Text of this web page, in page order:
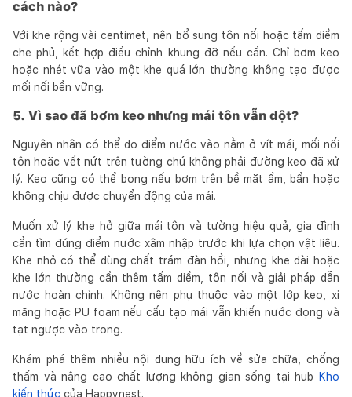
cách nào?
Với khe rộng vài centimet, nên bổ sung tôn nối hoặc tấm diềm
che phủ, kết hợp điều chỉnh khung đỡ nếu cần. Chỉ bơm keo
hoặc nhét vữa vào một khe quá lớn thường không tạo được
mối nối bền vững.
5. Vì sao đã bơm keo nhưng mái tôn vẫn dột?
Nguyên nhân có thể do điểm nước vào nằm ở vít mái, mối nối
tôn hoặc vết nứt trên tường chứ không phải đường keo đã xử
lý. Keo cũng có thể bong nếu bơm trên bề mặt ẩm, bẩn hoặc
không chịu được chuyển động của mái.
Muốn xử lý khe hở giữa mái tôn và tường hiệu quả, gia đình
cần tìm đúng điểm nước xâm nhập trước khi lựa chọn vật liệu.
Khe nhỏ có thể dùng chất trám đàn hồi, nhưng khe dài hoặc
khe lớn thường cần thêm tấm diềm, tôn nối và giải pháp dẫn
nước hoàn chỉnh. Không nên phụ thuộc vào một lớp keo, xi
măng hoặc PU foam nếu cấu tạo mái vẫn khiến nước đọng và
tạt ngược vào trong.
Khám phá thêm nhiều nội dung hữu ích về sửa chữa, chống
thấm và nâng cao chất lượng không gian sống tại hub
Kho
kiến thức của Happynest.